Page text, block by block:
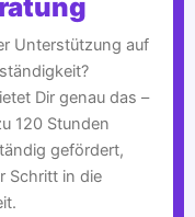
Unterstützung auf
Dir genau das –
120 Stunden
gefördert,
Schritt in die